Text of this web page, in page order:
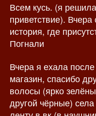
з
а
п
и
Всем кусь. (я
приветствие).
история, где
Погнали
Вчера я ехала
магазин, спасибо
волосы (ярко
другой чёрные)